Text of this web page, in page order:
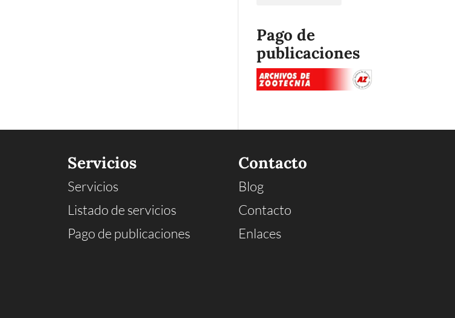
Pago de
publicaciones
Servicios
Servicios
Listado de servicios
Pago de publicaciones
Contacto
Blog
Contacto
Enlaces